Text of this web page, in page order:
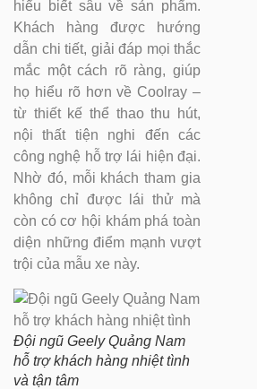
hiểu biết sâu về sản phẩm.
Khách hàng được hướng
dẫn chi tiết, giải đáp mọi thắc
mắc một cách rõ ràng, giúp
họ hiểu rõ hơn về Coolray –
từ thiết kế thể thao thu hút,
nội thất tiện nghi đến các
công nghệ hỗ trợ lái hiện đại.
Nhờ đó, mỗi khách tham gia
không chỉ được lái thử mà
còn có cơ hội khám phá toàn
diện những điểm mạnh vượt
trội của mẫu xe này.
Đội ngũ Geely Quảng Nam
hỗ trợ khách hàng nhiệt tình
và tận tâm